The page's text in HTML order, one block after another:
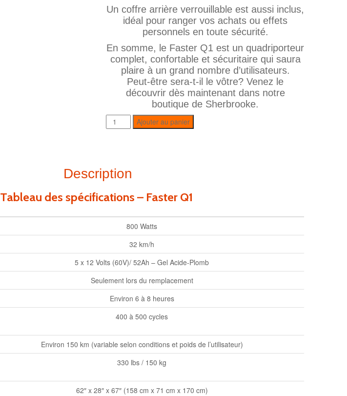
Un coffre arrière verrouillable est aussi inclus,
idéal pour ranger vos achats ou effets
personnels en toute sécurité.
En somme, le Faster Q1 est un quadriporteur
complet, confortable et sécuritaire qui saura
plaire à un grand nombre d’utilisateurs.
Peut‑être sera‑t‑il le vôtre? Venez le
découvrir dès maintenant dans notre
boutique de Sherbrooke.
Ajouter au panier
Description
Tableau des spécifications – Faster Q1
800 Watts
32 km/h
5 x 12 Volts (60V)/ 52Ah – Gel Acide‑Plomb
Seulement lors du remplacement
Environ 6 à 8 heures
400 à 500 cycles
Environ 150 km (variable selon conditions et poids de l’utilisateur)
330 lbs / 150 kg
62″ x 28″ x 67″ (158 cm x 71 cm x 170 cm)